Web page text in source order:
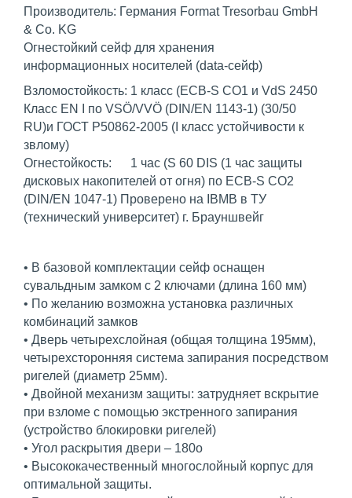
Производитель: Германия Format Tresorbau GmbH
& Co. KG
Огнестойкий сейф для хранения
информационных носителей (data-сейф)
Взломостойкость: 1 класс (ECB-S CO1 и VdS 2450
Класс EN I по VSÖ/VVÖ (DIN/EN 1143-1) (30/50
RU)и ГОСТ Р50862-2005 (I класс устойчивости к
звлому)
Огнестойкость: 1 час (S 60 DIS (1 час защиты
дисковых накопителей от огня) по ECB-S CO2
(DIN/EN 1047-1) Проверено на IBMB в ТУ
(технический университет) г. Брауншвейг
• В базовой комплектации сейф оснащен
сувальдным замком с 2 ключами (длина 160 мм)
• По желанию возможна установка различных
комбинаций замков
• Дверь четырехслойная (общая толщина 195мм),
четырехсторонняя система запирания посредством
ригелей (диаметр 25мм).
• Двойной механизм защиты: затрудняет вскрытие
при взломе с помощью экстренного запирания
(устройство блокировки ригелей)
• Угол раскрытия двери – 180o
• Высококачественный многослойный корпус для
оптимальной защиты.